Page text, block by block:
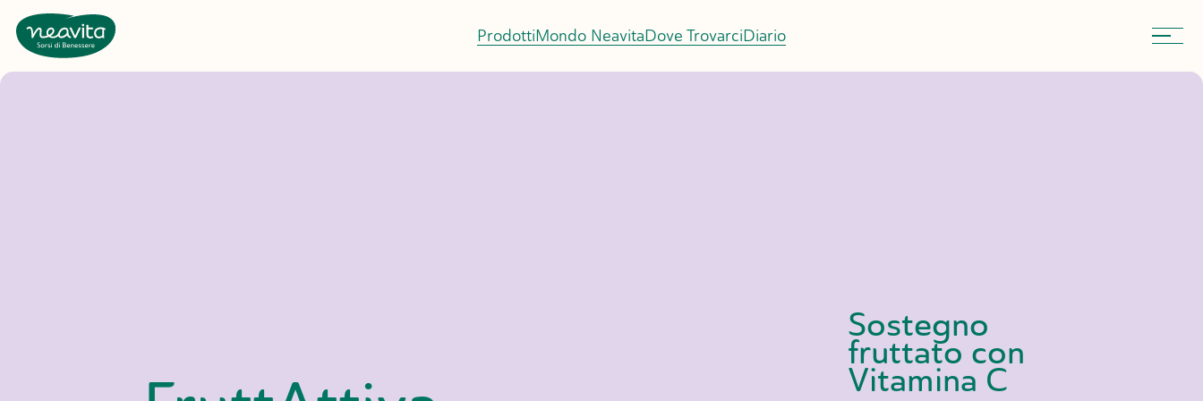
Neavita
ProdottiMondo NeavitaDove TrovarciDiario
Sostegno
fruttato con
Vitamina C